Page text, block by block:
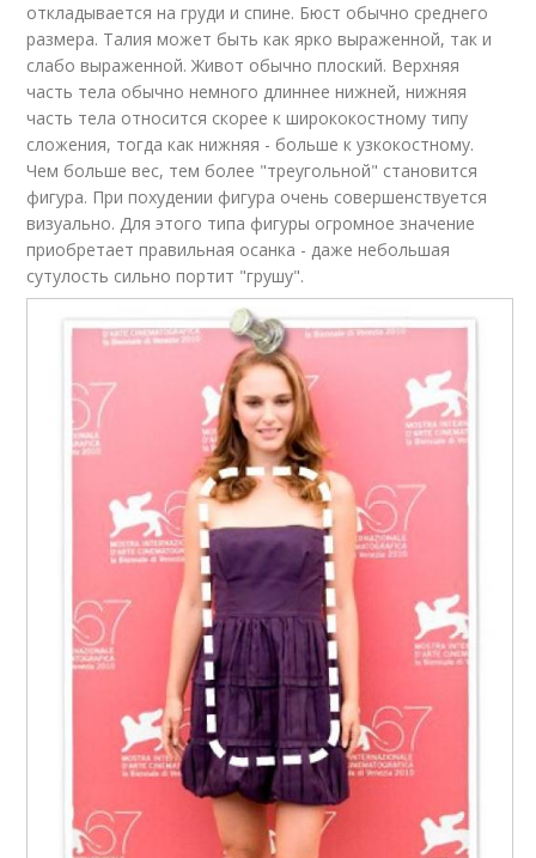
откладывается на груди и спине. Бюст обычно среднего
размера. Талия может быть как ярко выраженной, так и
слабо выраженной. Живот обычно плоский. Верхняя
часть тела обычно немного длиннее нижней, нижняя
часть тела относится скорее к ширококостному типу
сложения, тогда как нижняя - больше к узкокостному.
Чем больше вес, тем более "треугольной" становится
фигура. При похудении фигура очень совершенствуется
визуально. Для этого типа фигуры огромное значение
приобретает правильная осанка - даже небольшая
сутулость сильно портит "грушу".